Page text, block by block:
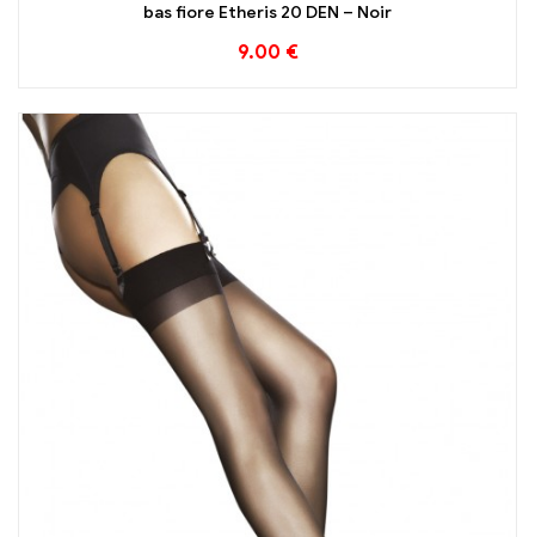
bas fiore Etheris 20 DEN – Noir
9.00 €